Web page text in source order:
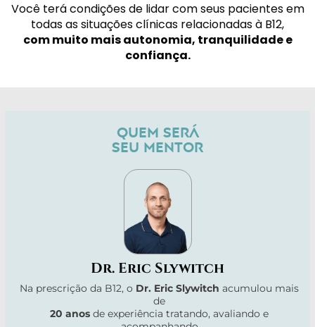
Você terá condições de lidar com seus pacientes em
todas as situações clínicas relacionadas à B12,
com muito mais autonomia, tranquilidade e
confiança.
QUEM SERÁ
SEU MENTOR
Dr. Eric Slywitch
Na prescrição da B12, o Dr. Eric Slywitch acumulou mais
de
20 anos de experiência tratando, avaliando e